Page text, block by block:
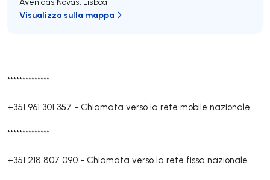
**************
+351 961 301 357 - Chiamata verso la rete mobile nazionale
**************
+351 218 807 090 - Chiamata verso la rete fissa nazionale
Visualizza sulla mappa